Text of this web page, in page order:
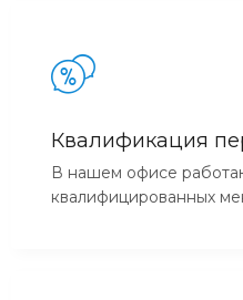
Квалификация
В нашем офисе
квалифицированных